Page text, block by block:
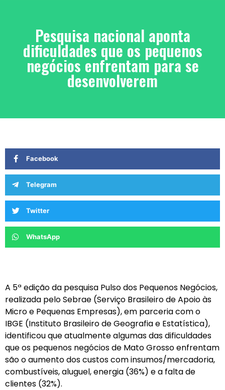
Pesquisa nacional aponta
dificuldades que os pequenos
negócios enfrentam para se
desenvolverem
Facebook
Telegram
Twitter
WhatsApp
A 5ª edição da pesquisa Pulso dos Pequenos Negócios,
realizada pelo Sebrae (Serviço Brasileiro de Apoio às
Micro e Pequenas Empresas), em parceria com o
IBGE (Instituto Brasileiro de Geografia e Estatística),
identificou que atualmente algumas das dificuldades
que os pequenos negócios de Mato Grosso enfrentam
são o aumento dos custos com insumos/mercadoria,
combustíveis, aluguel, energia (36%) e a falta de
clientes (32%).